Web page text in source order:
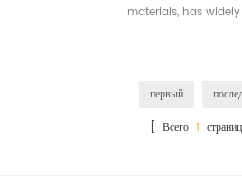
materials, has
первый
[ Всего 1